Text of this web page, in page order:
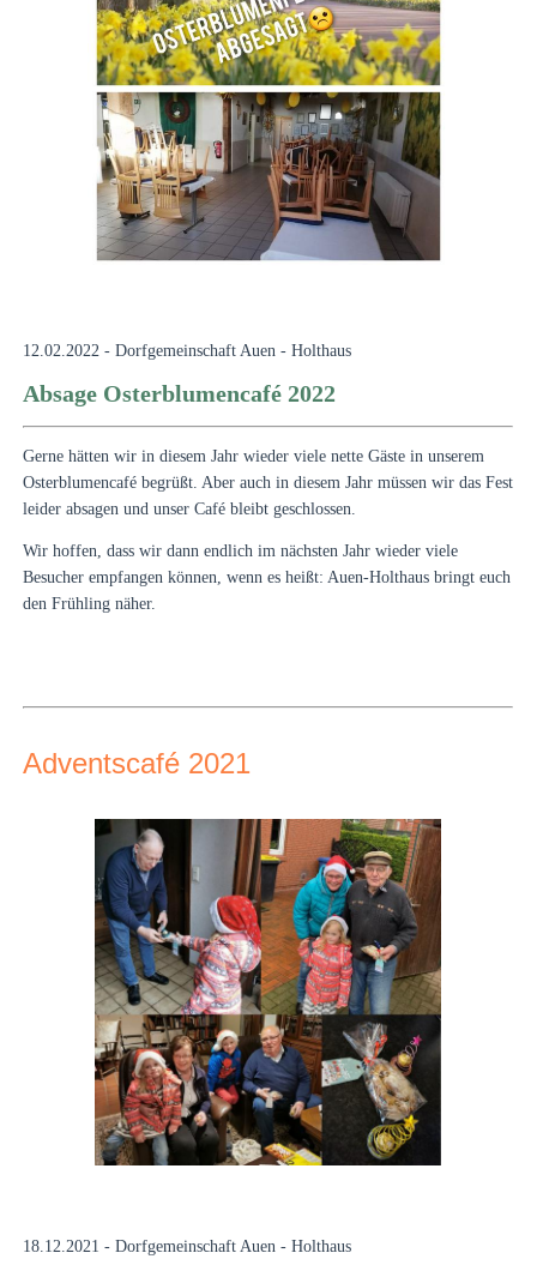
12.02.2022 - Dorfgemeinschaft Auen - Holthaus
Absage Osterblumencafé 2022
Gerne hätten wir in diesem Jahr wieder viele nette Gäste in unserem
Osterblumencafé begrüßt. Aber auch in diesem Jahr müssen wir das Fest
leider absagen und unser Café bleibt geschlossen.
Wir hoffen, dass wir dann endlich im nächsten Jahr wieder viele
Besucher empfangen können, wenn es heißt: Auen-Holthaus bringt euch
den Frühling näher.
Adventscafé 2021
18.12.2021 - Dorfgemeinschaft Auen - Holthaus